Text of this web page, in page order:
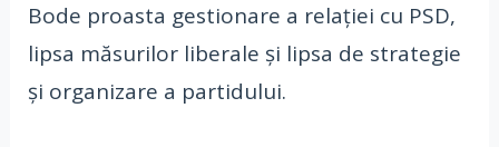
Bode proasta gestionare a relației cu PSD,
lipsa măsurilor liberale și lipsa de strategie
și organizare a partidului.